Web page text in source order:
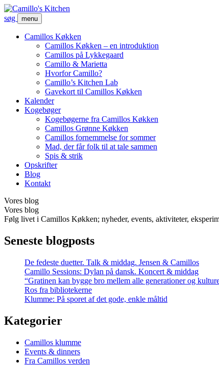
søg menu
Camillos Køkken
Camillos Køkken – en introduktion
Camillos på Lykkegaard
Camillo & Marietta
Hvorfor Camillo?
Camillo’s Kitchen Lab
Gavekort til Camillos Køkken
Kalender
Kogebøger
Kogebøgerne fra Camillos Køkken
Camillos Grønne Køkken
Camillos fornemmelse for sommer
Mad, der får folk til at tale sammen
Spis & strik
Opskrifter
Blog
Kontakt
Vores blog
Vores blog
Følg livet i Camillos Køkken; nyheder, events, aktiviteter,
Seneste blogposts
De fedeste duetter. Talk & middag. Jensen & Camillos
Camillo Sessions: Dylan på dansk. Koncert & middag
“Gratinen kan bygge bro mellem alle generationer og
Ros fra bibliotekerne
Klumme: På sporet af det gode, enkle måltid
Kategorier
Camillos klumme
Events & dinners
Fra Camillos verden